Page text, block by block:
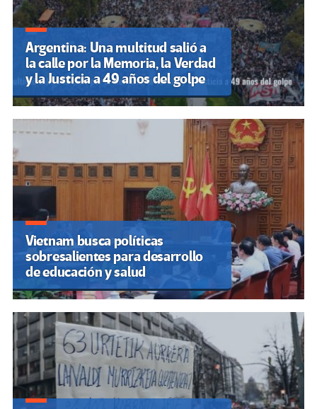
Argentina: Una multitud salió a
la calle por la Memoria, la Verdad
y la Justicia a 49 años del golpe
Vietnam busca políticas
sobresalientes para desarrollo
de educación y salud